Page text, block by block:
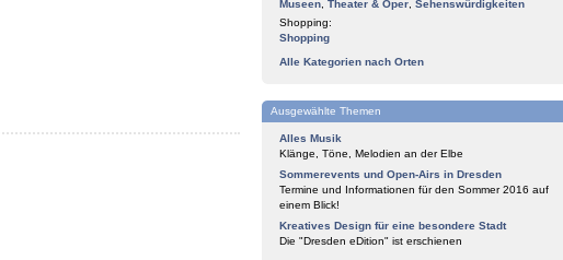
Museen Theater & Oper Sehenswürdigkeiten
Shopping:
Shopping
Alle Kategorien nach Orten
Ausgewählte Themen
Alles Musik
Klänge, Töne, Melodien an der Elbe
Sommerevents und Open-Airs in Dresden
Termine und Informationen für den Sommer 2016 auf
einem Blick!
Kreatives Design für eine besondere Stadt
Die "Dresden eDition" ist erschienen